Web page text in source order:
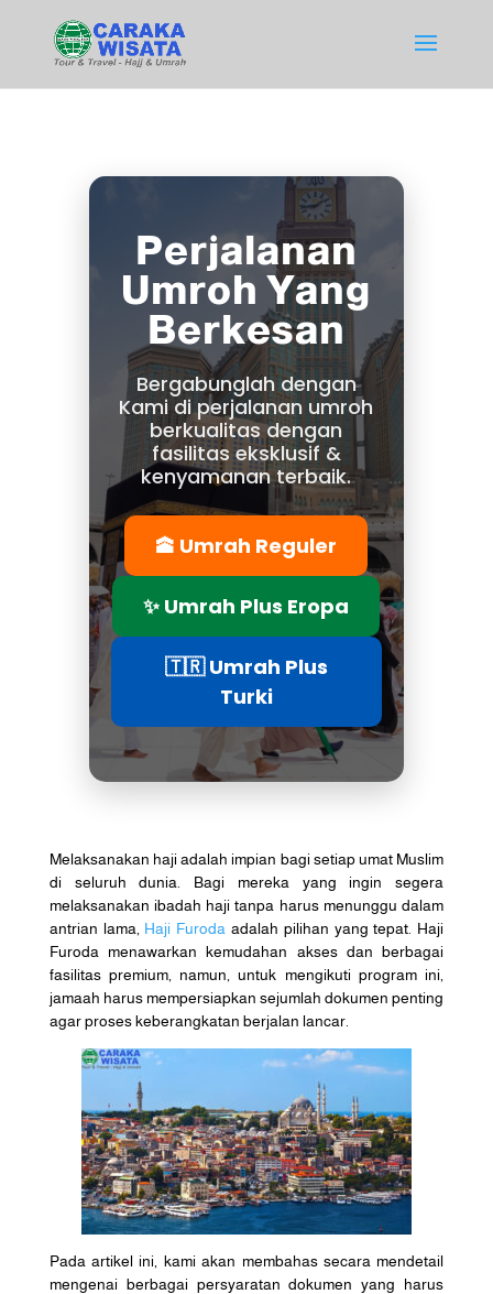
Perjalanan
Umroh Yang
Berkesan
Bergabunglah dengan
Kami di perjalanan umroh
berkualitas dengan
fasilitas eksklusif &
kenyamanan terbaik.
🕋 Umrah Reguler
✨ Umrah Plus Eropa
🇹🇷 Umrah Plus
Turki
Melaksanakan haji adalah impian bagi setiap umat Muslim
di seluruh dunia. Bagi mereka yang ingin segera
melaksanakan ibadah haji tanpa harus menunggu dalam
antrian lama, Haji Furoda adalah pilihan yang tepat. Haji
Furoda menawarkan kemudahan akses dan berbagai
fasilitas premium, namun, untuk mengikuti program ini,
jamaah harus mempersiapkan sejumlah dokumen penting
agar proses keberangkatan berjalan lancar.
Pada artikel ini, kami akan membahas secara mendetail
mengenai berbagai persyaratan dokumen yang harus